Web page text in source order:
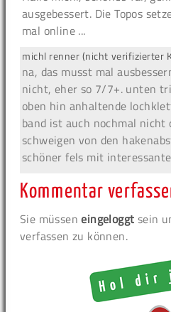
ausgebessert. Die Topos
mal online ...
michl renner (nicht verifizierter
na, das musst mal
nicht, eher so 7/7+. unten
oben hin anhaltende
band ist auch nochmal nicht
schweigen von den
schöner fels mit
Kommentar
Sie müsseneingeloggt sein
verfassen zu können.